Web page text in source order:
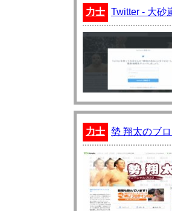
力士 Twitter - 大砂
力士 勢 翔太のブ